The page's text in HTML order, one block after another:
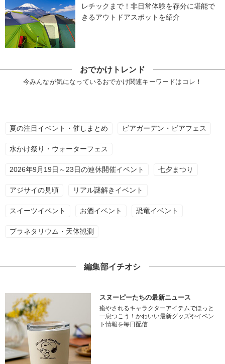
レチックまで！非日常体験を存分に堪能で
きるアウトドアスポットを紹介
おでかけトレンド
今みんなが気になっているおでかけ関連キーワードはコレ！
夏の注目イベント・催しまとめ ビアガーデン・ビアフェス
水かけ祭り・ウォーターフェス
2026年9月19日～23日の連休開催イベント 七夕まつり
アジサイの見頃 リアル謎解きイベント
スイーツイベント お酒イベント 恐竜イベント
プラネタリウム・天体観測
編集部イチオシ
スヌーピーたちの最新ニュース
癒やされるキャラクターアイテムでほっと
一息つこう！かわいい最新グッズやイベン
ト情報を毎日配信